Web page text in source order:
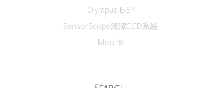
Olympus E-5?
SensorScope清潔CCD系統
Moo 卡